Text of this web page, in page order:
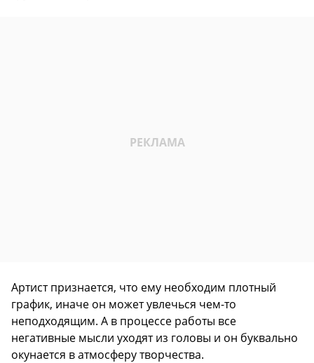
Артист признается, что ему необходим плотный
график, иначе он может увлечься чем-то
неподходящим. А в процессе работы все
негативные мысли уходят из головы и он буквально
окунается в атмосферу творчества.